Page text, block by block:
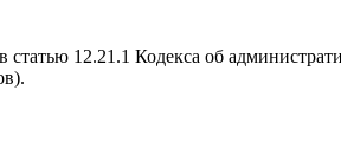
12.21.1 Кодекса об